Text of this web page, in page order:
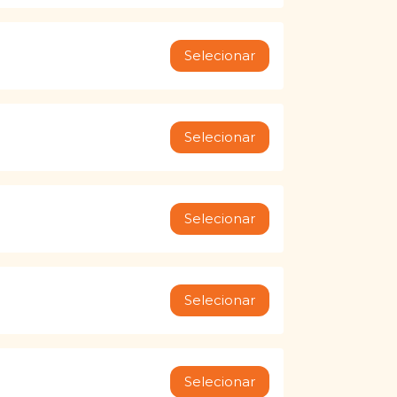
Selecionar
Selecionar
Selecionar
Selecionar
Selecionar